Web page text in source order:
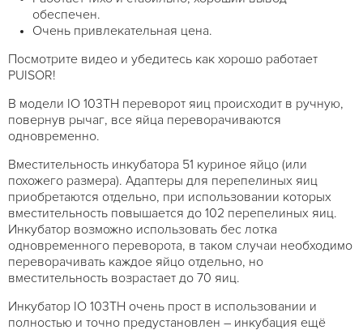
обеспечен.
Очень привлекательная цена.
Посмотрите видео и убедитесь как хорошо работает
PUISOR!
В модели IO 103TH переворот яиц происходит в ручную,
повернув рычаг, все яйца переворачиваются
одновременно.
Вместительность инкубатора 51 куриное яйцо (или
похожего размера). Адаптеры для перепелиных яиц
приобретаются отдельно, при использовании которых
вместительность повышается до 102 перепелиных яиц.
Инкубатор возможно использовать бес лотка
одновременного переворота, в таком случаи необходимо
переворачивать каждое яйцо отдельно, но
вместительность возрастает до 70 яиц.
Инкубатор IO 103TH очень прост в использовании и
полностью и точно предустановлен – инкубация ещё